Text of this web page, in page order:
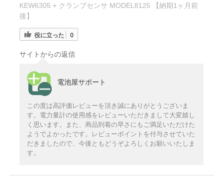
KEW6305 + クランプセンサ MODEL8125 【納期1ヶ月前
後】
役に立った 0
サイトからの返信
電池屋サポート
この度は高評価レビューを頂き誠にありがとうございま
す。電力量計の使用感をレビューいただきまして大変嬉し
く思います。また、商品到着の早さにもご満足いただけた
ようでよかったです。レビューポイントを付与させていた
だきましたので、今後ともどうぞよろしくお願いいたしま
す。